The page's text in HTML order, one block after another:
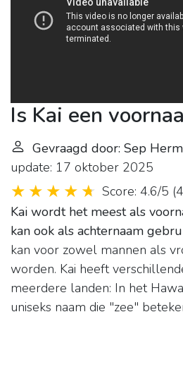
Is Kai een
Gevraagd door: Sep
update: 17 oktober 2025
Score: 4.6/5 (
Kai wordt het meest als
kan ook als achternaam
kan voor zowel mannen als
worden. Kai heeft
meerdere landen: In het
uniseks naam die "zee"